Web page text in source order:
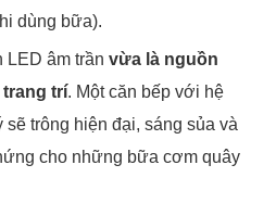
dùng bữa).
LED âm trần vừa là nguồn
trí. Một căn bếp với hệ
trông hiện đại, sáng sủa và
cho những bữa cơm quây